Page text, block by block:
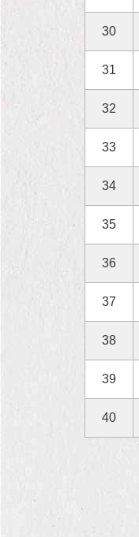
30
31
32
33
34
35
36
37
38
39
40